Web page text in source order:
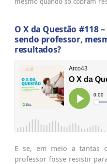
O X da Questão #118
sendo professor,
resultados?
E se, em meio a tantas
professor fosse resistir